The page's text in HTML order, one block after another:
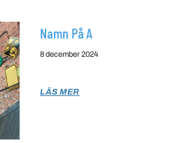
Namn På A
8 december 2024
LÄS MER